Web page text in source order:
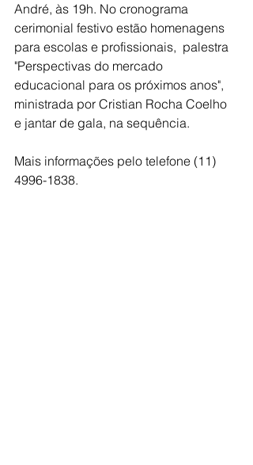
André, às 19h. No cronograma
cerimonial festivo estão homenagens
para escolas e profissionais,  palestra
"Perspectivas do mercado
educacional para os próximos anos",
ministrada por Cristian Rocha Coelho
e jantar de gala, na sequência.
Mais informações pelo telefone (11)
4996-1838.